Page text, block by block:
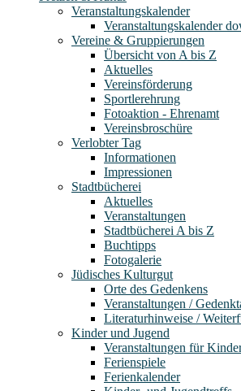
Veranstaltungskalender
Veranstaltungskalender
Vereine & Gruppierungen
Übersicht von A bis Z
Aktuelles
Vereinsförderung
Sportlerehrung
Fotoaktion - Ehrenamt
Vereinsbroschüre
Verlobter Tag
Informationen
Impressionen
Stadtbücherei
Aktuelles
Veranstaltungen
Stadtbücherei A bis Z
Buchtipps
Fotogalerie
Jüdisches Kulturgut
Orte des Gedenkens
Veranstaltungen /
Literaturhinweise /
Kinder und Jugend
Veranstaltungen für
Ferienspiele
Ferienkalender